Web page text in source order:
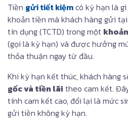
Tiền gửi tiết kiệmcó kỳ hạn là
khoản tiền mà khách hàng gửi
tín dụng (TCTD) trong một
(gọi là kỳ hạn) và được hưởng
thỏa thuận ngay từ đầu.
Khi kỳ hạn kết thúc, khách hàng
gốc và tiền lãi theo cam kết.
tính cam kết cao, đổi lại là mức
gửi tiền không kỳ hạn.